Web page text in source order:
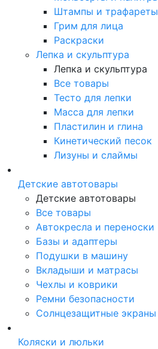
Штампы и трафареты
Грим для лица
Раскраски
Лепка и скульптура
Лепка и скульптура
Все товары
Тесто для лепки
Масса для лепки
Пластилин и глина
Кинетический песок
Лизуны и слаймы
Детские автотовары
Детские автотовары
Все товары
Автокресла и переноски
Базы и адаптеры
Подушки в машину
Вкладыши и матрасы
Чехлы и коврики
Ремни безопасности
Солнцезащитные экраны
Коляски и люльки